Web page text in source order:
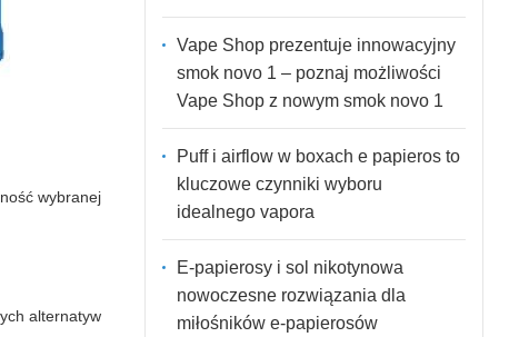
wybranej
alternatyw
Vape Shop prezentuje innowacyjny
smok novo 1 – poznaj możliwości
Vape Shop z nowym smok novo 1
Puff i airflow w boxach e papieros to
kluczowe czynniki wyboru
idealnego vapora
E-papierosy i sol nikotynowa
nowoczesne rozwiązania dla
miłośników e-papierosów